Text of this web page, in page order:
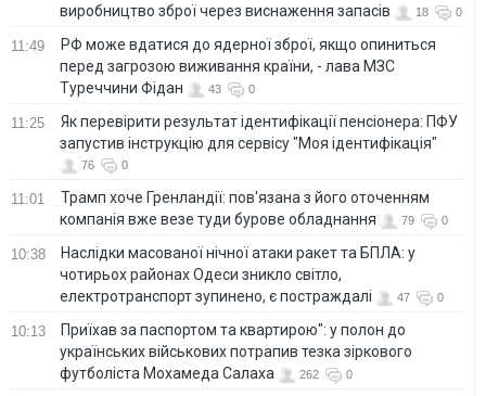
виробництво зброї через виснаження запасів
18 0
11:49
РФ може вдатися до ядерної зброї, якщо опиниться
перед загрозою виживання країни, - лава МЗС
Туреччини Фідан
43 0
11:25
Як перевірити результат ідентифікації пенсіонера: ПФУ
запустив інструкцію для сервісу "Моя ідентифікація"
76 0
11:01
Трамп хоче Гренландії: пов'язана з його оточенням
компанія вже везе туди бурове обладнання
79 0
10:38
Наслідки масованої нічної атаки ракет та БПЛА: у
чотирьох районах Одеси зникло світло,
електротранспорт зупинено, є постраждалі
47 0
10:13
Приїхав за паспортом та квартирою": у полон до
українських військових потрапив тезка зіркового
футболіста Мохамеда Салаха
262 0